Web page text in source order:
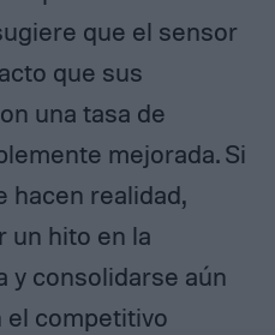
que el sensor
que sus
una tasa de
mejorada. Si
hacen realidad,
un hito en la
y consolidarse aún
el competitivo